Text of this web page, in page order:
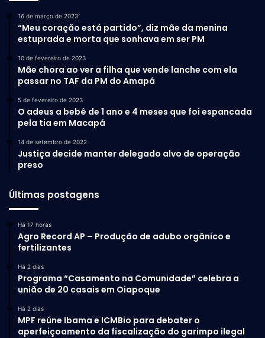
16 de março de 2023
“Meu coração está partido”, diz mãe da menina
estuprada e morta que sonhava em ser PM
10 de fevereiro de 2023
Mãe chora ao ver a filha que vende lanche com ela
passar no TAF da PM do Amapá
5 de fevereiro de 2023
O adeus a bebê de 1 ano e 4 meses que foi espancada
pela tia em Macapá
14 de setembro de 2022
Justiça decide manter delegado alvo de operação
preso
Últimas postagens
Há 17 horas
Agro Record AP – Produção de adubo orgânico e
fertilizantes
Há 2 dias
Programa “Casamento na Comunidade” celebra a
união de 20 casais em Oiapoque
Há 2 dias
MPF reúne Ibama e ICMBio para debater o
aperfeiçoamento da fiscalização do garimpo ilegal